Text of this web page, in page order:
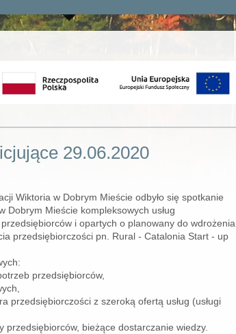
29.06.2020
Wiktoria w Dobrym Mieście odbyło się spotkanie
Dobrym Mieście kompleksowych usług
i opartych o planowany do wdrożenia
przedsiębiorczości pn. Rural - Catalonia Start - up
przedsiębiorców,
przedsiębiorczości z szeroką ofertą usług (usługi
przedsiębiorców, bieżące dostarczanie wiedzy.